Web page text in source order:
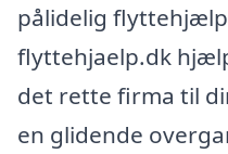
pålidelig flyttehjælp
flyttehjaelp.dk
det rette firma til
en glidende